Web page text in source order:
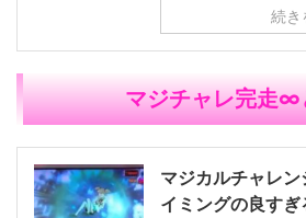
続き
マジチャレ完走∞
マジカルチャレ
イミングの良す